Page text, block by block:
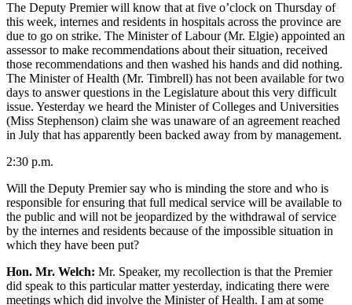
The Deputy Premier will know that at five o’clock on Thursday of
this week, internes and residents in hospitals across the province are
due to go on strike. The Minister of Labour (Mr. Elgie) appointed an
assessor to make recommendations about their situation, received
those recommendations and then washed his hands and did nothing.
The Minister of Health (Mr. Timbrell) has not been available for two
days to answer questions in the Legislature about this very difficult
issue. Yesterday we heard the Minister of Colleges and Universities
(Miss Stephenson) claim she was unaware of an agreement reached
in July that has apparently been backed away from by management.
2:30 p.m.
Will the Deputy Premier say who is minding the store and who is
responsible for ensuring that full medical service will be available to
the public and will not be jeopardized by the withdrawal of service
by the internes and residents because of the impossible situation in
which they have been put?
Hon. Mr. Welch: Mr. Speaker, my recollection is that the Premier
did speak to this particular matter yesterday, indicating there were
meetings which did involve the Minister of Health. I am at some